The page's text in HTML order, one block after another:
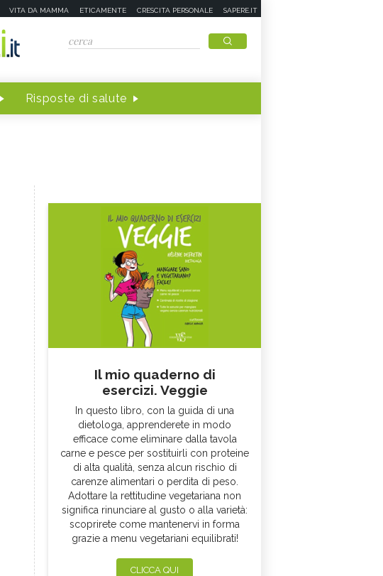
VITA DA MAMMA ETICAMENTE CRESCITA PERSONALE SAPERE.IT
Risposte di salute
Il mio quaderno di
esercizi. Veggie
In questo libro, con la guida di una
dietologa, apprenderete in modo
efficace come eliminare dalla tavola
carne e pesce per sostituirli con proteine
di alta qualità, senza alcun rischio di
carenze alimentari o perdita di peso.
Adottare la rettitudine vegetariana non
significa rinunciare al gusto o alla varietà:
scoprirete come mantenervi in forma
grazie a menu vegetariani equilibrati!
CLICCA QUI